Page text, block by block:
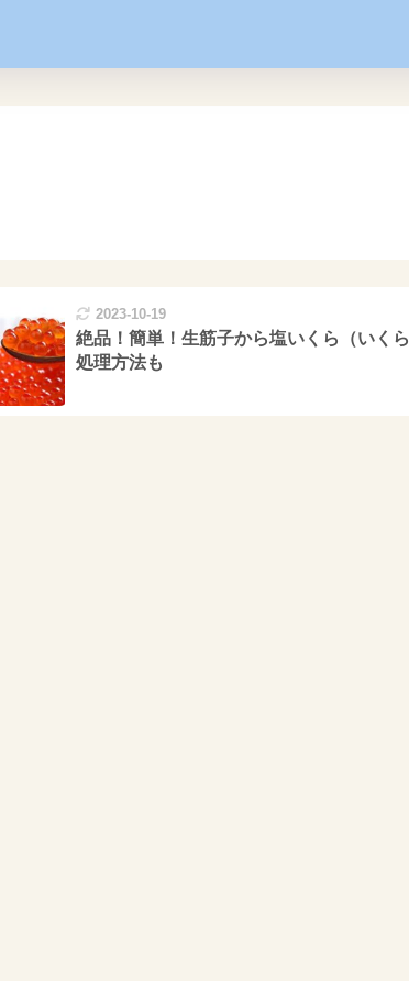
2023-10-19
絶品！簡単！生筋子から塩いくら（いく
処理方法も